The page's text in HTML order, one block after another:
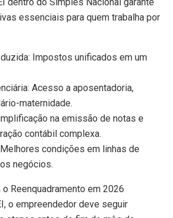
essenciais para quem trabalha por
Impostos unificados em um
Acesso a aposentadoria,
maternidade.
na emissão de notas e
contábil complexa.
condições em linhas de
negócios.
Reenquadramento em 2026
o empreendedor deve seguir